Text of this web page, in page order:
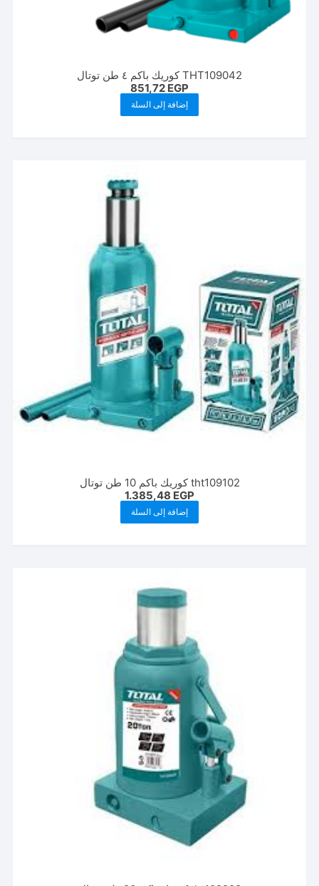
THT109042 كوريك باكم ٤ طن توتال
851,72 EGP
إضافة إلى السلة
tht109102 كوريك باكم 10 طن توتال
1.385,48 EGP
إضافة إلى السلة